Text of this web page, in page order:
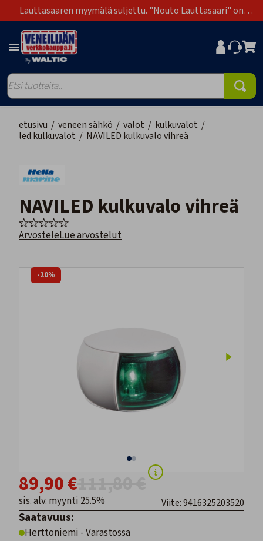
Lauttasaaren myymälä suljettu. "Nouto Lauttasaari" on
poistunut toimitustapavaihtoehdoista.
etusivu / veneen sähkö / valot / kulkuvalot /
led kulkuvalot / NAVILED kulkuvalo vihreä
NAVILED kulkuvalo vihreä
ArvosteleLue arvostelut
-20%
89,90 €
sis. alv. myynti 25.5% Viite: 9416325203520
Saatavuus:
Herttoniemi - Varastossa